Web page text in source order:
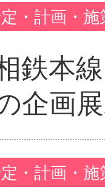
・計画・施
鉄本
企画
・計画・施